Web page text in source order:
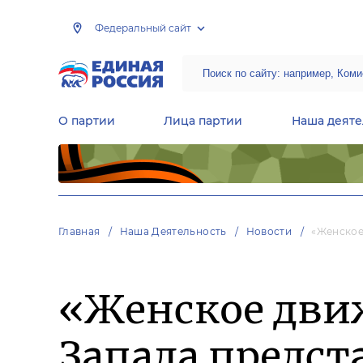
Федеральный сайт
О партии Лица партии Наша
Главная Наша Деятельность Новости
«Женское